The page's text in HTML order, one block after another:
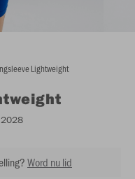
Lightweight
Word nu lid